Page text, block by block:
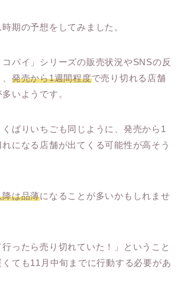
期の予想をしてみました。
パイ」シリーズの販売状況やSNSの反
発売から1週間程度で売り切れる店舗
いようです。
ばりいちごも同じように、発売から1
になる店舗が出てくる可能性が高そう
降は品薄になることが多いかもしれませ
行ったら売り切れていた！」ということ
ても11月中旬までに行動する必要があ